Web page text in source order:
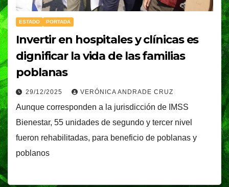
ESTADO PORTADA
Invertir en hospitales y clínicas es
dignificar la vida de las familias
poblanas
29/12/2025 VERÓNICA ANDRADE CRUZ
Aunque corresponden a la jurisdicción de IMSS
Bienestar, 55 unidades de segundo y tercer nivel
fueron rehabilitadas, para beneficio de poblanas y
poblanos